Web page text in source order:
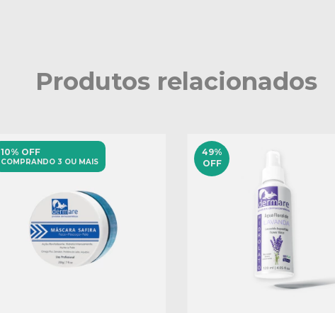
Produtos relacionados
10% OFF
COMPRANDO 3 OU MAIS
49%
OFF